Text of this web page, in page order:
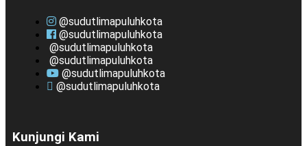
@sudutlimapuluhkota
@sudutlimapuluhkota
@sudutlimapuluhkota
@sudutlimapuluhkota
@sudutlimapuluhkota
@sudutlimapuluhkota
Kunjungi Kami